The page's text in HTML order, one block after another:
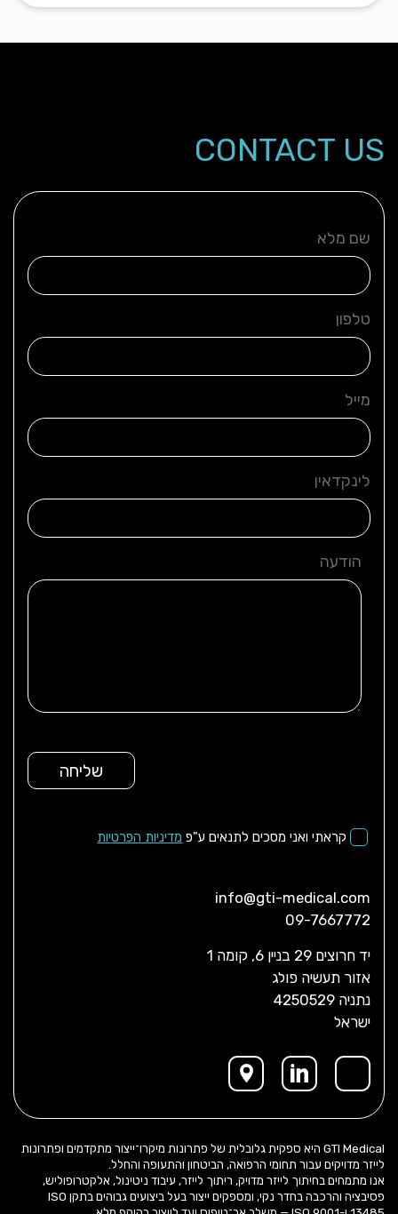
CONTACT US
שם מלא
טלפון
מייל
לינקדאין
הודעה
קראתי ואני מסכים לתנאים ע"פ מדיניות הפרטיות
info@gti-medical.com
09-7667772
יד חרוצים 29 בניין 6, קומה 1
אזור תעשיה פולג
נתניה 4250529
ישראל
GTI Medical היא ספקית גלובלית של פתרונות מיקרו־ייצור מתקדמים ופתרונות
לייזר מדויקים עבור תחומי הרפואה, הביטחון והתעופה והחלל.
אנו מתמחים בחיתוך לייזר מדויק, ריתוך לייזר, עיבוד ניטינול, אלקטרופוליש,
פסיבציה והרכבה בחדר נקי, ומספקים ייצור בעל ביצועים גבוהים בתקן ISO